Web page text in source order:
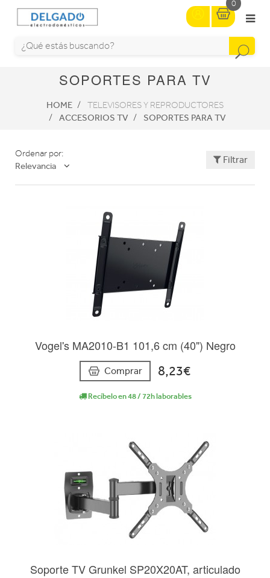
0
SOPORTES PARA TV
HOME TELEVISORES Y REPRODUCTORES
ACCESORIOS TV SOPORTES PARA TV
Ordenar por:
Relevancia
Filtrar
Vogel's MA2010-B1 101,6 cm (40") Negro
Comprar 8,23€
Recíbelo en 48 / 72h laborables
Soporte TV Grunkel SP20X20AT, articulado